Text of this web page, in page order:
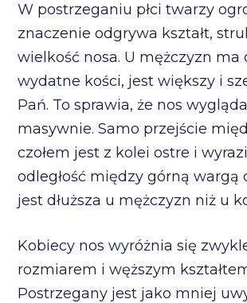
W postrzeganiu płci twarzy
znaczenie odgrywa kształt,
wielkość nosa. U mężczyzn ma
wydatne kości, jest większy i
Pań. To sprawia, że nos
masywnie. Samo przejście
czołem jest z kolei ostre i
odległość między górną wargą
jest dłuższa u mężczyzn niż u
Kobiecy nos wyróżnia się
rozmiarem i węższym
Postrzegany jest jako mniej